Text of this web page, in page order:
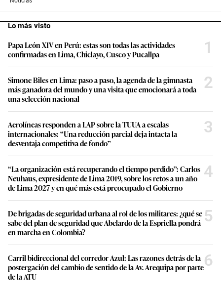
Lo más visto
Papa León XIV en Perú: estas son todas las actividades
confirmadas en Lima, Chiclayo, Cusco y Pucallpa
1
Simone Biles en Lima: paso a paso, la agenda de la gimnasta
más ganadora del mundo y una visita que emocionará a toda
una selección nacional
2
Aerolíneas responden a LAP sobre la TUUA a escalas
internacionales: “Una reducción parcial deja intacta la
desventaja competitiva de fondo”
3
“La organización está recuperando el tiempo perdido”: Carlos
Neuhaus, expresidente de Lima 2019, sobre los retos a un año
de Lima 2027 y en qué más está preocupado el Gobierno
4
De brigadas de seguridad urbana al rol de los militares: ¿qué se
sabe del plan de seguridad que Abelardo de la Espriella pondrá
en marcha en Colombia?
5
Carril bidireccional del corredor Azul: Las razones detrás de la
postergación del cambio de sentido de la Av. Arequipa por parte
de la ATU
6